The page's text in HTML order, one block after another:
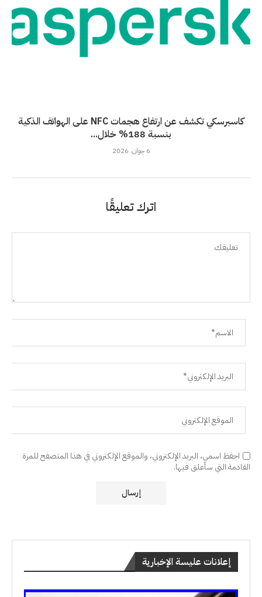
كاسبرسكي تكشف عن ارتفاع هجمات NFC على الهواتف الذكية
بنسبة 188% خلال...
6 جوان، 2026
اترك تعليقًا
احفظ اسمي، البريد الإلكتروني، والموقع الإلكتروني في هذا المتصفح للمرة
القادمة التي سأعلق فيها.
إعلانات عليسة الإخبارية